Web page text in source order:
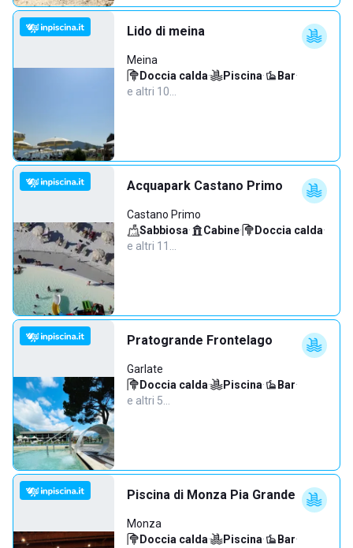
Lido di meina
Meina
Doccia calda· Piscina· Bar·
e altri 10…
Acquapark Castano Primo
Castano Primo
Sabbiosa· Cabine· Doccia calda·
e altri 11…
Pratogrande Frontelago
Garlate
Doccia calda· Piscina· Bar·
e altri 5…
Piscina di Monza Pia Grande
Monza
Doccia calda· Piscina· Bar·